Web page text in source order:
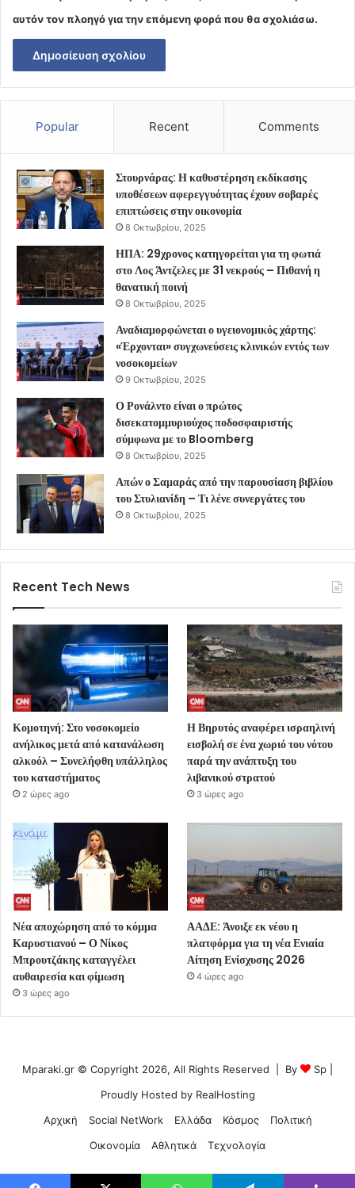
αυτόν τον πλοηγό για την επόμενη φορά που θα σχολιάσω.
Popular Recent Comments
Στουρνάρας: Η καθυστέρηση εκδίκασης
υποθέσεων αφερεγγυότητας έχουν σοβαρές
επιπτώσεις στην οικονομία
8 Οκτωβρίου, 2025
ΗΠΑ: 29χρονος κατηγορείται για τη φωτιά
στο Λος Άντζελες με 31 νεκρούς – Πιθανή η
θανατική ποινή
8 Οκτωβρίου, 2025
Αναδιαμορφώνεται ο υγειονομικός χάρτης:
«Έρχονται» συγχωνεύσεις κλινικών εντός των
νοσοκομείων
9 Οκτωβρίου, 2025
Ο Ρονάλντο είναι ο πρώτος
δισεκατομμυριούχος ποδοσφαιριστής
σύμφωνα με το Bloomberg
8 Οκτωβρίου, 2025
Απών ο Σαμαράς από την παρουσίαση βιβλίου
του Στυλιανίδη – Τι λένε συνεργάτες του
8 Οκτωβρίου, 2025
Recent Tech News
Κομοτηνή: Στο νοσοκομείο
ανήλικος μετά από κατανάλωση
αλκοόλ – Συνελήφθη υπάλληλος
του καταστήματος
2 ώρες ago
Η Βηρυτός αναφέρει ισραηλινή
εισβολή σε ένα χωριό του νότου
παρά την ανάπτυξη του
λιβανικού στρατού
3 ώρες ago
Νέα αποχώρηση από το κόμμα
Καρυστιανού – Ο Νίκος
Μπρουτζάκης καταγγέλει
αυθαιρεσία και φίμωση
3 ώρες ago
ΑΑΔΕ: Άνοιξε εκ νέου η
πλατφόρμα για τη νέα Ενιαία
Αίτηση Ενίσχυσης 2026
4 ώρες ago
Mparaki.gr © Copyright 2026, All Rights Reserved | By Sp
Proudly Hosted by RealHosting
Αρχική
Social NetWork Ελλάδα Κόσμος
Πολιτική
Οικονομία
Αθλητικά Τεχνολογία